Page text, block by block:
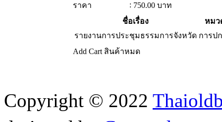
ราคา
: 750.00 บาท
ชื่อเรื่อง
หมว
รายงานการประชุมธรรมการจังหวัด การป
Add Cart สินค้าหมด
Copyright © 2022